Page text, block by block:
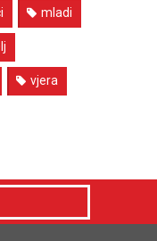
mladi
vjera